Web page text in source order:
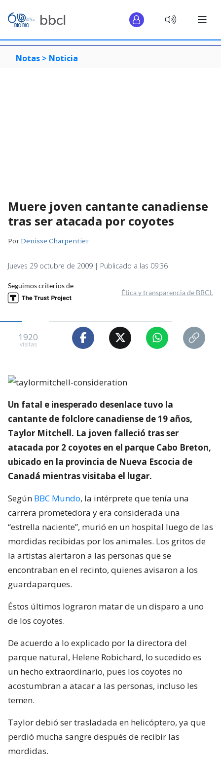
Notas > Noticia
Muere joven cantante canadiense
tras ser atacada por coyotes
PorDenisse Charpentier
Jueves 29 octubre de 2009 | Publicado a las 09:36
Seguimos criterios de
Ética y transparencia de BBCL
1920
visitas
Un fatal e inesperado desenlace tuvo la
cantante de folclore canadiense de 19 años,
Taylor Mitchell. La joven falleció tras ser
atacada por 2 coyotes en el parque Cabo Breton,
ubicado en la provincia de Nueva Escocia de
Canadá mientras visitaba el lugar.
Según BBC Mundo, la intérprete que tenía una
carrera prometedora y era considerada una
“estrella naciente”, murió en un hospital luego de las
mordidas recibidas por los animales. Los gritos de
la artistas alertaron a las personas que se
encontraban en el recinto, quienes avisaron a los
guardaparques.
Éstos últimos lograron matar de un disparo a uno
de los coyotes.
De acuerdo a lo explicado por la directora del
parque natural, Helene Robichard, lo sucedido es
un hecho extraordinario, pues los coyotes no
acostumbran a atacar a las personas, incluso les
temen.
Taylor debió ser trasladada en helicóptero, ya que
perdió mucha sangre después de recibir las
mordidas.